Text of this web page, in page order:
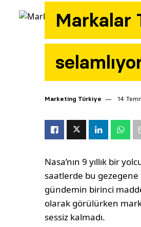
Markalar
Marketing Türkiye 14
Nasa’nın 9 yıllık bir
saatlerde bu gezegene
gündemin birinci
olarak görülürken
sessiz kalmadı.